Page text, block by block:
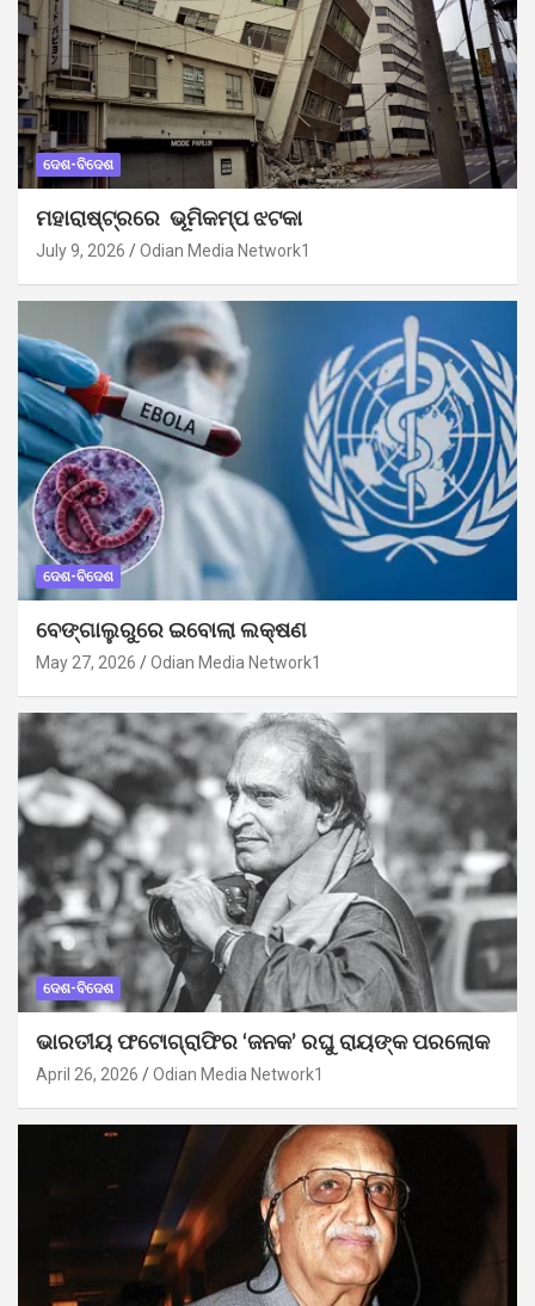
ଦେଶ-ବିଦେଶ
ମହାରାଷ୍ଟ୍ରରେ ଭୂମିକମ୍ପ ଝଟକା
July 9, 2026 Odian Media Network1
ଦେଶ-ବିଦେଶ
ବେଙ୍ଗାଲୁରୁରେ ଇବୋଲା ଲକ୍ଷଣ
May 27, 2026 Odian Media Network1
ଦେଶ-ବିଦେଶ
ଭାରତୀୟ ଫଟୋଗ୍ରାଫିର ‘ଜନକ’ ରଘୁ ରାୟଙ୍କ ପରଲୋକ
April 26, 2026 Odian Media Network1